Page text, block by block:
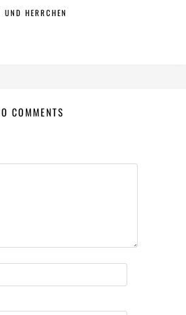
HERRCHEN
COMMENTS